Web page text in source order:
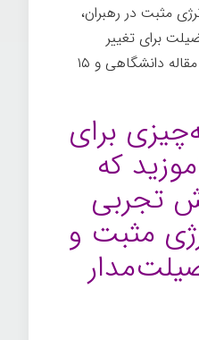
مثبت در رهبران،
برای تغییر
سازمان‌ها با بیش از ۱۴۰ مقاله دانشگاهی و ۱۵
برای
که
تجربی
مثبت و